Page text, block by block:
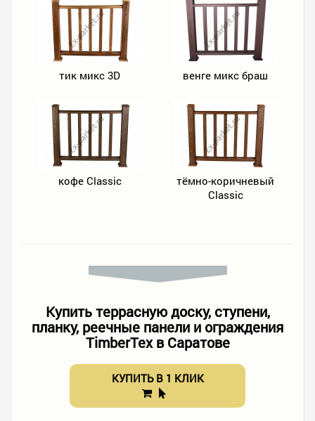
тик микс 3D венге микс браш
кофе Classic
тёмно-коричневый
Classic
Купить террасную доску, ступени,
планку, реечные панели и ограждения
TimberTex в Саратове
КУПИТЬ В 1 КЛИК